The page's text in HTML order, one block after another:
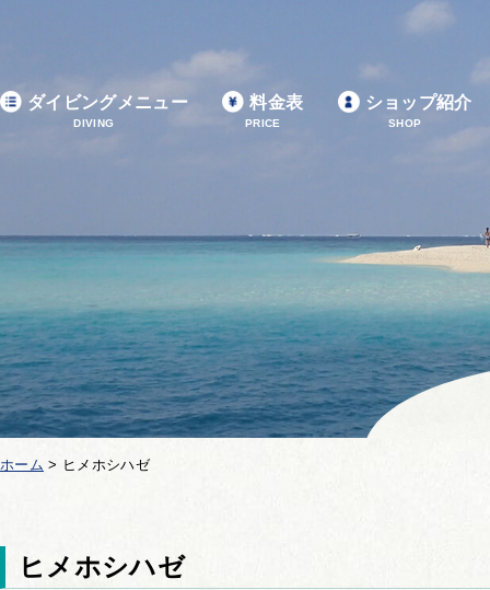
ダイビングメニュー
DIVING
料金表
PRICE
ショップ紹介
SHOP
ホーム > ヒメホシハゼ
ヒメホシハゼ